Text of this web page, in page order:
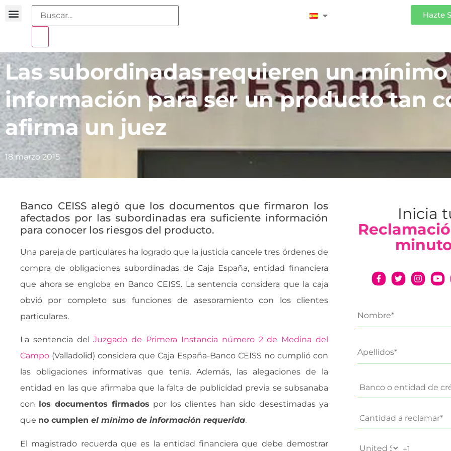
Hazte
Las subordinadas requieren un
información para ser un producto tan
afirma un juez
18 marzo 2015
Banco CEISS alegó que los documentos que firmaron los
afectados por las subordinadas era suficiente información
para conocer los riesgos del producto.
Una pareja de particulares ha logrado que la justicia cancele tres órdenes de
compra de obligaciones subordinadas de Caja España, entidad financiera
que ahora se engloba en Banco CEISS. La sentencia considera que la caja
obvió por completo sus funciones de asesoramiento con los clientes
particulares.
La sentencia delJuzgado de Primera Instancia número 2 de Medina del
Campo (Valladolid) considera que Caja España-Banco CEISS no cumplió con
las obligaciones informativas que tenía. Además, las alegaciones de la
entidad en las que afirmaba que la falta de publicidad previa se subsanaba
con
los documentos firmados por los clientes han sido desestimadas ya
que no cumplen  el mínimo de información requerida.
El magistrado recuerda que es la entidad financiera que debe demostrar
Inicia